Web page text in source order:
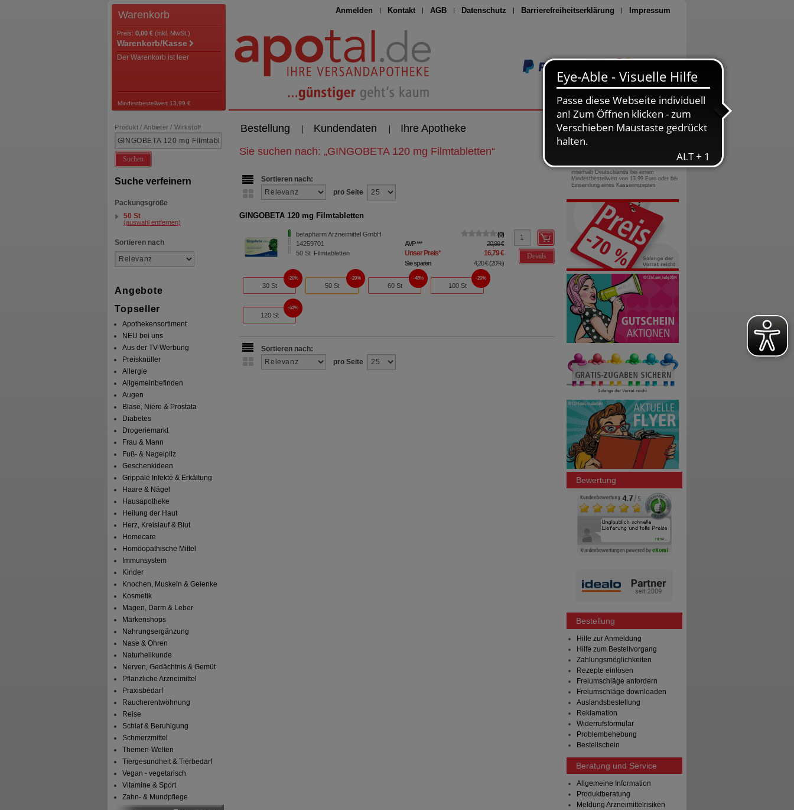
Anmelden Kontakt AGB Datenschutz Barrierefreiheitserklärung Impressum
Seite drucken
Warenkorb
Preis: 0,00 € (inkl. MwSt.)
Warenkorb/Kasse
Der Warenkorb ist leer
Mindestbestellwert 13,99 €
Bestellung Kundendaten Ihre Apotheke
Produkt / Anbieter / Wirkstoff
Suchen
Suche verfeinern
Packungsgröße
50 St
(auswahl entfernen)
Sortieren nach
Angebote
Topseller
Apothekensortiment
NEU bei uns
Aus der TV-Werbung
Preisknüller
Allergie
Allgemeinbefinden
Augen
Blase, Niere & Prostata
Diabetes
Drogeriemarkt
Frau & Mann
Fuß- & Nagelpilz
Geschenkideen
Grippale Infekte & Erkältung
Haare & Nägel
Hausapotheke
Heilung der Haut
Herz, Kreislauf & Blut
Homecare
Homöopathische Mittel
Immunsystem
Kinder
Knochen, Muskeln & Gelenke
Kosmetik
Magen, Darm & Leber
Markenshops
Nahrungsergänzung
Nase & Ohren
Naturheilkunde
Nerven, Gedächtnis & Gemüt
Pflanzliche Arzneimittel
Praxisbedarf
Raucherentwöhnung
Reise
Schlaf & Beruhigung
Schmerzmittel
Themen-Welten
Tiergesundheit & Tierbedarf
Vegan - vegetarisch
Vitamine & Sport
Zahn- & Mundpflege
Sie suchen nach: „GINGOBETA 120 mg Filmtabletten“
Sortieren nach:
pro Seite
GINGOBETA 120 mg Filmtabletten
betapharm Arzneimittel GmbH
14259701
50St Filmtabletten
0
AVP*** 20,99 €
Unser Preis* 16,79 €
Sie sparen 4,20 €(20%)
Details
30 St
20%
50 St
20%
60 St
48%
100 St
20%
120 St
53%
Sortieren nach:
pro Seite
0800-10 11 422
gebührenfreie Rufnummer
innerhalb Deutschlands bei einem
Mindestbestellwert von 13,99 Euro oder bei
Einsendung eines Kassenrezeptes
Bewertung
Bestellung
Hilfe zur Anmeldung
Hilfe zum Bestellvorgang
Zahlungsmöglichkeiten
Rezepte einlösen
Freiumschläge anfordern
Freiumschläge downloaden
Auslandsbestellung
Reklamation
Widerrufsformular
Problembehebung
Bestellschein
Beratung und Service
Allgemeine Information
Produktberatung
Meldung Arzneimittelrisiken